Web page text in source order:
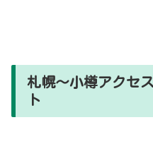
札幌〜小樽アクセ
ト